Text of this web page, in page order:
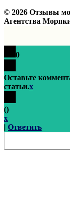
© 2026 Отзывы
Агентства
0
Оставьте
статьи.x
()
x
| Ответить